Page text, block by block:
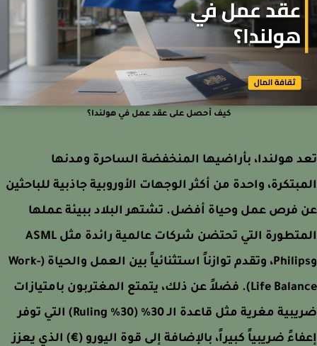
كيف أحصل على عقد عمل في هولندا؟
هولندا، بأراضيها المنخفضة الساحرة ومدنها
واحدة من أكثر الوجهات الأوروبية جاذبية للباحثين
فرص عمل وحياة أفضل. تشتهر البلاد ببيئة عملها
المتطورة التي تحتضن شركات عالمية رائدة مثل ASML
وPhilips، وتقدم توازناً استثنائياً بين العمل والحياة (Work-
Life Balance). فضلاً عن ذلك، يتمتع المغتربون بامتيازات
ضريبية مغرية مثل قاعدة الـ 30% (30% Ruling) التي توفر
ضريبياً كبيراً، بالإضافة إلى قوة اليورو (€) الذي يعزز